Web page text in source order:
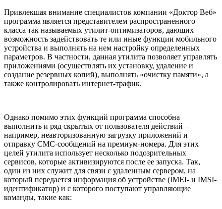
Привлекшая внимание специалистов компании «Доктор Веб»
программа является представителем распространенного
класса так называемых утилит-оптимизаторов, дающих
возможность задействовать те или иные функции мобильного
устройства и выполнять на нем настройку определенных
параметров. В частности, данная утилита позволяет управлять
приложениями (осуществлять их установку, удаление и
создание резервных копий), выполнять «очистку памяти», а
также контролировать интернет-трафик.
Однако помимо этих функций программа способна
выполнить и ряд скрытых от пользователя действий –
например, неавторизованную загрузку приложений и
отправку СМС-сообщений на премиум-номера. Для этих
целей утилита использует несколько подозрительных
сервисов, которые активизируются после ее запуска. Так,
один из них служит для связи с удаленным сервером, на
который передается информация об устройстве (IMEI- и IMSI-
идентификатор) и с которого поступают управляющие
команды, такие как: